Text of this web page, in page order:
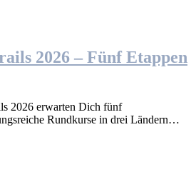
2026 – Fünf Etappen
2026 erwarten Dich fünf
Rundkurse in drei Ländern…